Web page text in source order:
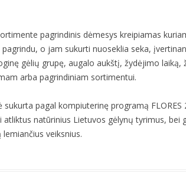
pagrindinis dėmesys kreipiamas
o jam sukurti nuoseklia seka,
gėlių grupę, augalo aukštį, žydėjimo laiką,
arba pagrindiniam sortimentui.
sukurta pagal kompiuterinę programą
atliktus natūrinius Lietuvos gėlynų tyrimus,
lemiančius veiksnius.